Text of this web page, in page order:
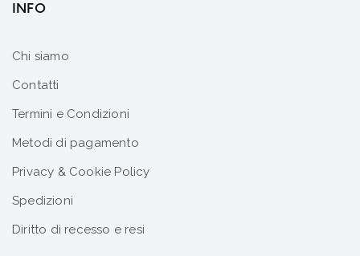
INFO
Chi siamo
Contatti
Termini e Condizioni
Metodi di pagamento
Privacy & Cookie Policy
Spedizioni
Diritto di recesso e resi